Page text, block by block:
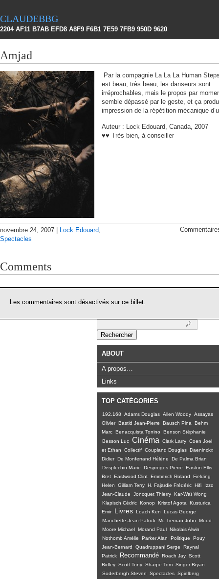
claudebbg
2204 AF11 B7AB EFD8 A8F9 F6B1 7E59 7FB9 950D 9620
Amjad
Par la compagnie La La La Human
est beau, très beau, les danseurs sont
irréprochables, mais le propos par
semble dépassé par le geste, et ça
impression de la répétition mécanique
Auteur : Lock Edouard, Canada, 2007
♥♥ Très bien, à conseiller
novembre 24, 2007 | Lock Edouard,
Spectacles
Comments
Les commentaires sont désactivés sur ce billet.
ABOUT
A propos…
Links
TOP CATÉGORIES
192.168 Adams Douglas Allen Woody Assayas
Olivier Bastid Jean-Pierre Bausch Pina
Behm
Marc Benacquista Tonino
Benson Stéphanie
Besson Luc Cinéma Clark Larry Coen Joel
et Ethan
Collectif Coupland Douglas Daeninckx
Didier De Monferrand Hélène
De Palma Brian
Desplechin Marie
Desproges Pierre
Easton Ellis
Bret Eastwood Clint Emmerich Roland
Fielding
Helen
Gilliam Terry H. Fajardie Frédéric Hifi
Izzo
Jean-Claude
Joncquet Thierry Kar-Waï Wong
Klapisch Cédric Konop Kristof Agota
Kusturica
Emir
Livres Loach Ken
Lucas George
Manchette Jean-Patrick Mc Tiernan John
Mood
Moore Michael Morand Paul Nikolais Alwin
Nothomb Amélie
Parker Alan Politique
Pouy
Jean-Bernard
Quadruppani Serge
Raynal
Patrick
Recommandé Roach Jay Scott
Ridley Scott Tony Sharpe Tom Singer Bryan
Soderbergh Steven
Spectacles Spielberg